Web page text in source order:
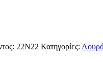
22Ν22 Κατηγορίες: